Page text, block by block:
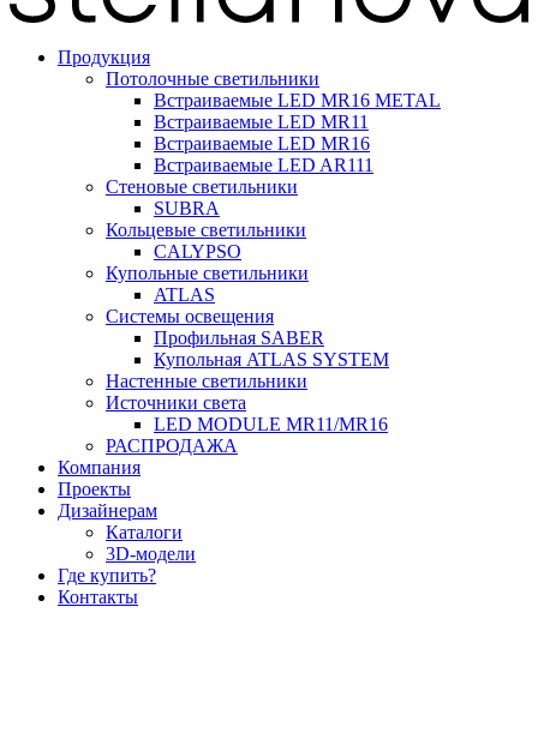
Продукция
Потолочные светильники
Встраиваемые LED MR16 METAL
Встраиваемые LED MR11
Встраиваемые LED MR16
Встраиваемые LED AR111
Стеновые светильники
SUBRA
Кольцевые светильники
CALYPSO
Купольные светильники
ATLAS
Системы освещения
Профильная SABER
Купольная ATLAS SYSTEM
Настенные светильники
Источники света
LED MODULE MR11/MR16
РАСПРОДАЖА
Компания
Проекты
Дизайнерам
Каталоги
3D-модели
Где купить?
Контакты